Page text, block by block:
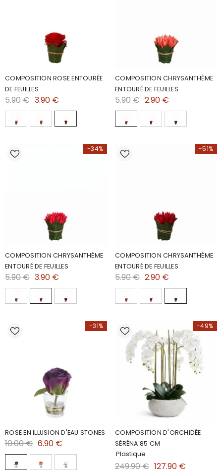
COMPOSITION ROSE ENTOURÉE
DE FEUILLES
5.90 € 3.90 €
COMPOSITION CHRYSANTHÈME
ENTOURÉ DE FEUILLES
5.90 € 2.90 €
-34%
COMPOSITION CHRYSANTHÈME
ENTOURÉ DE FEUILLES
5.90 € 3.90 €
-51%
COMPOSITION CHRYSANTHÈME
ENTOURÉ DE FEUILLES
5.90 € 2.90 €
-31%
ROSE EN ILLUSION D'EAU STONES
10.00 € 6.90 €
-49%
COMPOSITION D'ORCHIDÉE
SÉRÉNA 85 CM
Plastique
249.90 € 127.90 €